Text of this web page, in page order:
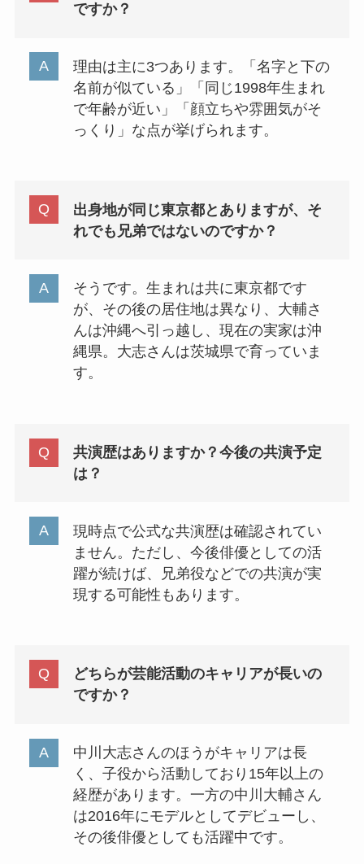
ですか？
理由は主に3つあります。「名字と下の
名前が似ている」「同じ1998年生まれ
で年齢が近い」「顔立ちや雰囲気がそ
っくり」な点が挙げられます。
出身地が同じ東京都とありますが、そ
れでも兄弟ではないのですか？
そうです。生まれは共に東京都です
が、その後の居住地は異なり、大輔さ
んは沖縄へ引っ越し、現在の実家は沖
縄県。大志さんは茨城県で育っていま
す。
共演歴はありますか？今後の共演予定
は？
現時点で公式な共演歴は確認されてい
ません。ただし、今後俳優としての活
躍が続けば、兄弟役などでの共演が実
現する可能性もあります。
どちらが芸能活動のキャリアが長いの
ですか？
中川大志さんのほうがキャリアは長
く、子役から活動しており15年以上の
経歴があります。一方の中川大輔さん
は2016年にモデルとしてデビューし、
その後俳優としても活躍中です。